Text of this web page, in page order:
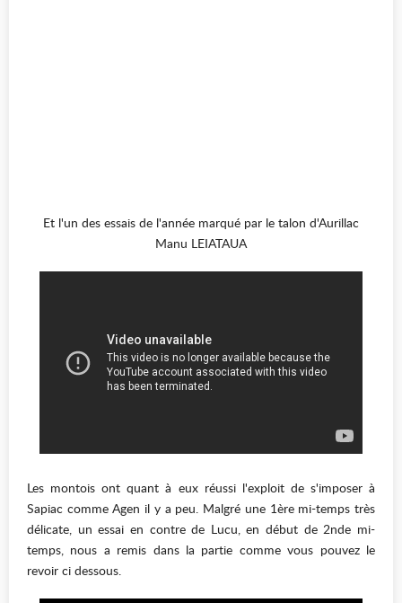
Et l'un des essais de l'année marqué par le talon d'Aurillac
Manu LEIATAUA
Les montois ont quant à eux réussi l'exploit de s'imposer à
Sapiac comme Agen il y a peu. Malgré une 1ère mi-temps très
délicate, un essai en contre de Lucu, en début de 2nde mi-
temps, nous a remis dans la partie comme vous pouvez le
revoir ci dessous.